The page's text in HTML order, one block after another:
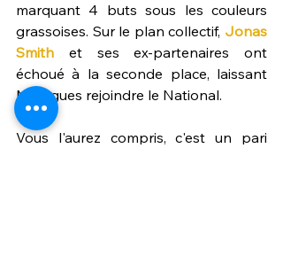
marquant 4 buts sous les couleurs
grassoises. Sur le plan collectif, Jonas
Smith et ses ex-partenaires ont
échoué à la seconde place, laissant
Martigues rejoindre le National.
Vous l'aurez compris, c'est un pari